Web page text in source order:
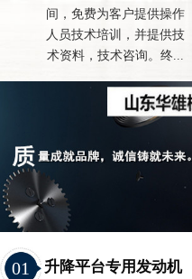
间，免费为客户提供操作
人员技术培训，并提供技
术资料，技术咨询。终...
01 升降平台专用发动机